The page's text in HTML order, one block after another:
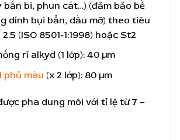
bắn bi, phun cát…) (đảm bảo bề
dính bụi bẩn, dầu mỡ) theo tiêu
(ISO 8501-1:1998) hoặc St2
rỉ alkyd (1 lớp): 40 µm
phủ màu (x 2 lớp): 80 µm
pha dung môi với tỉ lệ từ 7 –